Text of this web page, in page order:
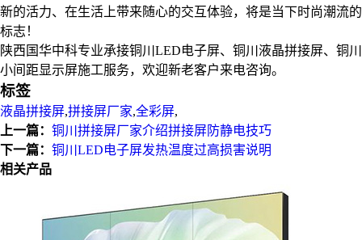
新的活力、在生活上带来随心的交互体验，将是当下时尚潮流的
标志！
陕西国华中科专业承接铜川LED电子屏、铜川液晶拼接屏、铜川
小间距显示屏施工服务，欢迎新老客户来电咨询。
标签
液晶拼接屏,拼接屏厂家,全彩屏,
上一篇： 铜川拼接屏厂家介绍拼接屏防静电技巧
下一篇： 铜川LED电子屏发热温度过高损害说明
相关产品